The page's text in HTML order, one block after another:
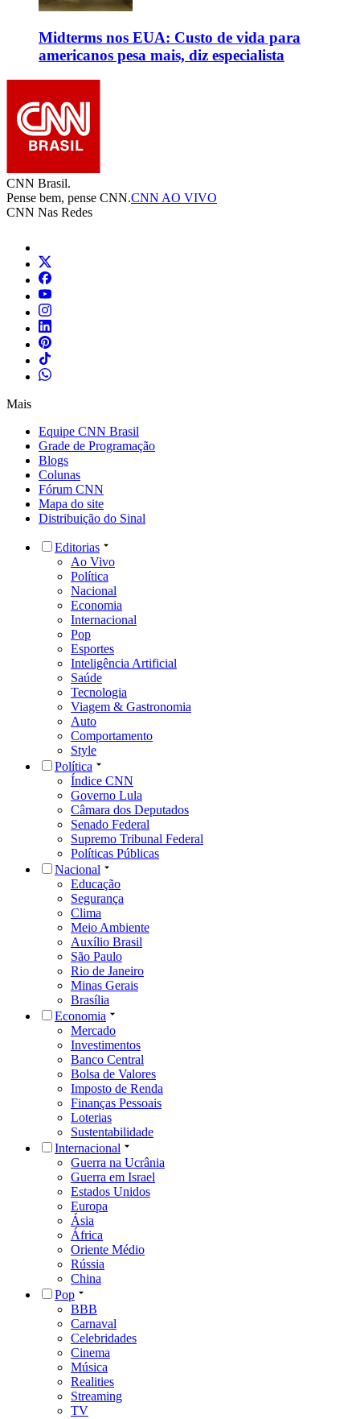
Midterms nos EUA: Custo de vida para
americanos pesa mais, diz especialista
CNN Brasil.
Pense bem, pense CNN.CNN AO VIVO
CNN Nas Redes
Mais
Equipe CNN Brasil
Grade de Programação
Blogs
Colunas
Fórum CNN
Mapa do site
Distribuição do Sinal
Editorias
Ao Vivo
Política
Nacional
Economia
Internacional
Pop
Esportes
Inteligência Artificial
Saúde
Tecnologia
Viagem & Gastronomia
Auto
Comportamento
Style
Política
Índice CNN
Governo Lula
Câmara dos Deputados
Senado Federal
Supremo Tribunal Federal
Políticas Públicas
Nacional
Educação
Segurança
Clima
Meio Ambiente
Auxílio Brasil
São Paulo
Rio de Janeiro
Minas Gerais
Brasília
Economia
Mercado
Investimentos
Banco Central
Bolsa de Valores
Imposto de Renda
Finanças Pessoais
Loterias
Sustentabilidade
Internacional
Guerra na Ucrânia
Guerra em Israel
Estados Unidos
Europa
Ásia
África
Oriente Médio
Rússia
China
Pop
BBB
Carnaval
Celebridades
Cinema
Música
Realities
Streaming
TV